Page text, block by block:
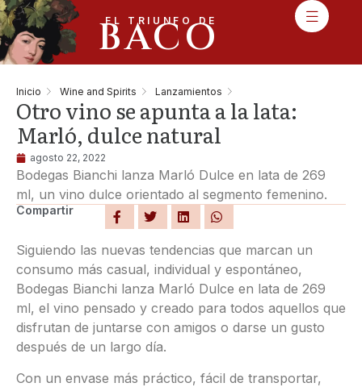
EL TRIUNFO DE
BACO
Inicio Wine and Spirits Lanzamientos
Otro vino se apunta a la lata:
Marló, dulce natural
agosto 22, 2022
Bodegas Bianchi lanza Marló Dulce en lata de 269
ml, un vino dulce orientado al segmento femenino.
Compartir
Siguiendo las nuevas tendencias que marcan un
consumo más casual, individual y espontáneo,
Bodegas Bianchi lanza Marló Dulce en lata de 269
ml, el vino pensado y creado para todos aquellos que
disfrutan de juntarse con amigos o darse un gusto
después de un largo día.
Con un envase más práctico, fácil de transportar,